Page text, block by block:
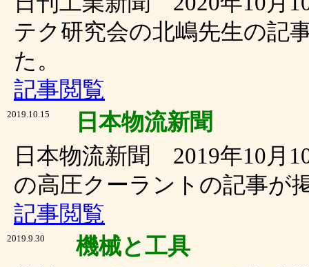
テク研究会の北嶋先生の記
た。
記事閲覧
2019.10.15
日本物流新聞
日本物流新聞 2019年10月
の高圧クーラントの記事が
記事閲覧
2019.9.30
機械と工具